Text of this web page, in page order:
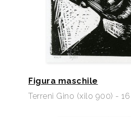
Figura maschile
Terreni Gino (xilo 900) - 16